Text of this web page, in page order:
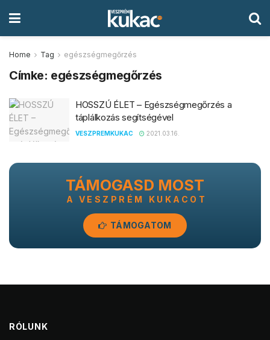
Home Tag egészségmegőrzés
Címke: egészségmegőrzés
HOSSZÚ ÉLET – Egészségmegőrzés a
táplálkozás segítségével
VESZPREMKUKAC 2021.03.16.
TÁMOGASD MOST
A VESZPRÉM KUKACOT
TÁMOGATOM
RÓLUNK